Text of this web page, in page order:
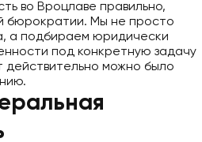
во Вроцлаве правильно,
бюрократии. Мы не просто
а подбираем юридически
под конкретную задачу
действительно можно было